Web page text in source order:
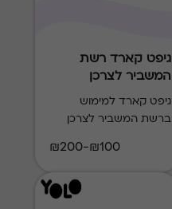
גיפט קארד רשת
המשביר לצרכן
גיפט קארד למימוש
ברשת המשביר לצרכן
₪100-₪200